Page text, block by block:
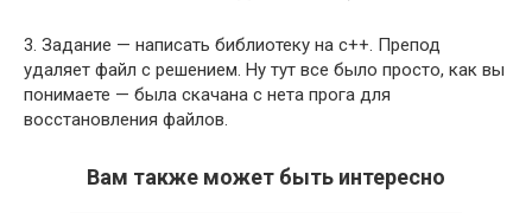
3. Задание — написать библиотеку на с++. Препод
удаляет файл с решением. Ну тут все было просто, как вы
понимаете — была скачана с нета прога для
восстановления файлов.
Вам также может быть интересно